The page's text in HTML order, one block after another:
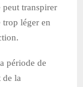
peut transpirer
léger en
période de
de la